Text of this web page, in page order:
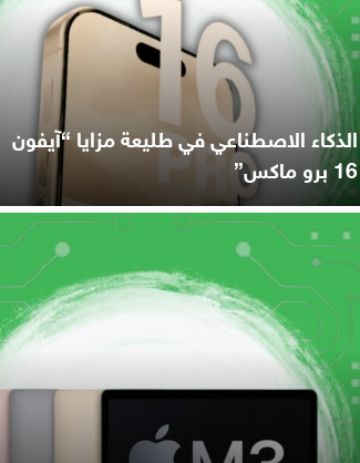
الذكاء الاصطناعي في طليعة مزايا “آيفون
16 برو ماكس”